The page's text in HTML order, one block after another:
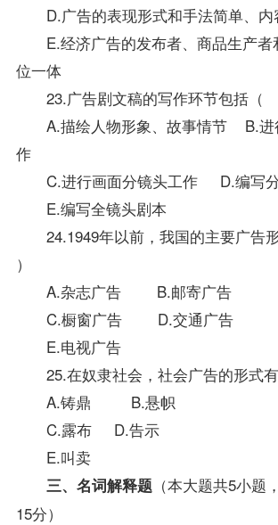
D.广告的表现形式和手法简单、内
E.经济广告的发布者、商品生产者
位一体
23.广告剧文稿的写作环节包括
A.描绘人物形象、故事情节 B.进
作
C.进行画面分镜头工作 D.编写分
E.编写全镜头剧本
24.1949年以前，我国的主要广
）
A.杂志广告 B.邮寄广告
C.橱窗广告 D.交通广告
E.电视广告
25.在奴隶社会，社会广告的形
A.铸鼎 B.悬帜
C.露布 D.告示
E.叫卖
三、名词解释题（本大题共5小题
15分）